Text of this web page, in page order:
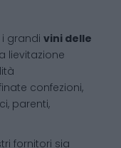
i grandi vini delle
lievitazione
confezioni,
parenti,
fornitori sia